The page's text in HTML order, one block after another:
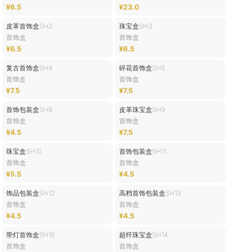
¥6.5 ¥23.0
皮革首饰盒SH2
首饰盒
¥6.5
珠宝盒SH3
首饰盒
¥6.5
复古首饰盒SH4
首饰盒
¥7.5
碎花首饰盒SH5
首饰盒
¥7.5
首饰包装盒SH8
首饰盒
¥4.5
皮革珠宝盒SH9
首饰盒
¥7.5
珠宝盒SH10
首饰盒
¥5.5
首饰包装盒SH11
首饰盒
¥4.5
饰品包装盒SH12
首饰盒
¥4.5
高档首饰包装盒SH13
首饰盒
¥4.5
带灯首饰盒SH16
首饰盒
超纤珠宝盒SH14
首饰盒